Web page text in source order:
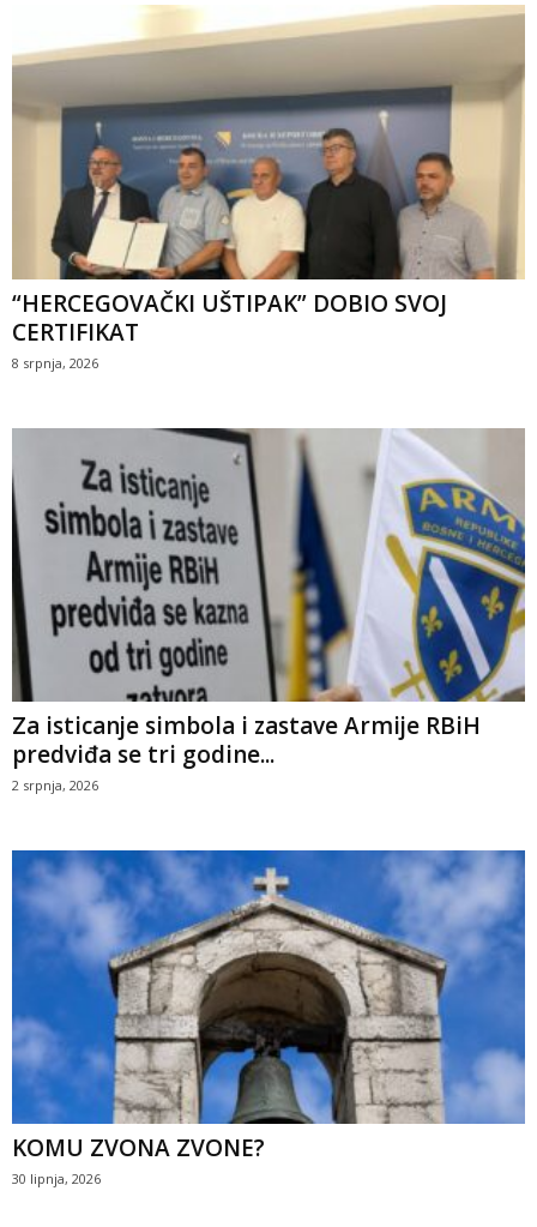
“HERCEGOVAČKI UŠTIPAK” DOBIO SVOJ
CERTIFIKAT
8 srpnja, 2026
Za isticanje simbola i zastave Armije RBiH
predviđa se tri godine...
2 srpnja, 2026
KOMU ZVONA ZVONE?
30 lipnja, 2026